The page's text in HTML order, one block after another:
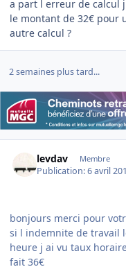
a part l erreur de calcul
le montant de 32€ pour
autre calcul ?
2 semaines plus tard...
levdav Membre
Publication:6 avril
bonjours merci pour
si l indemnite de travail
heure j ai vu taux
fait 36€